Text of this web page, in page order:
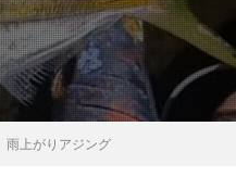
雨上がりアジング